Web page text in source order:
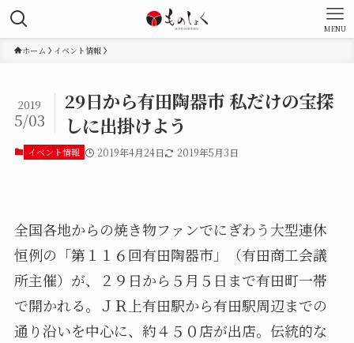
MENU
ホーム イベント情報
29日から有田陶器市 私だけの宝探
しに出掛けよう
2019
5/03
イベント情報 2019年4月24日 2019年5月3日
全国各地からの焼き物ファンでにぎわう大型連休
恒例の「第１１６回有田陶器市」（有田商工会議
所主催）が、２９日から５月５日まで有田町一帯
で開かれる。ＪＲ上有田駅から有田駅周辺までの
通り沿いを中心に、約４５０店が出店。伝統的な